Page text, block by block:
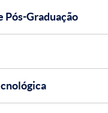
Pós-Graduação